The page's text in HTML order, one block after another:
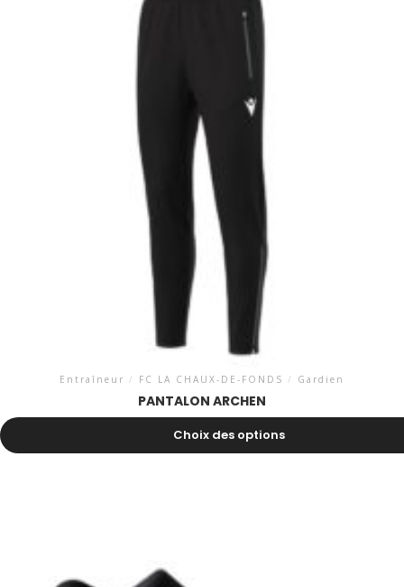
Entraîneur / FC LA CHAUX-DE-FONDS / Gardien
PANTALON ARCHEN
29.40
Choix des options